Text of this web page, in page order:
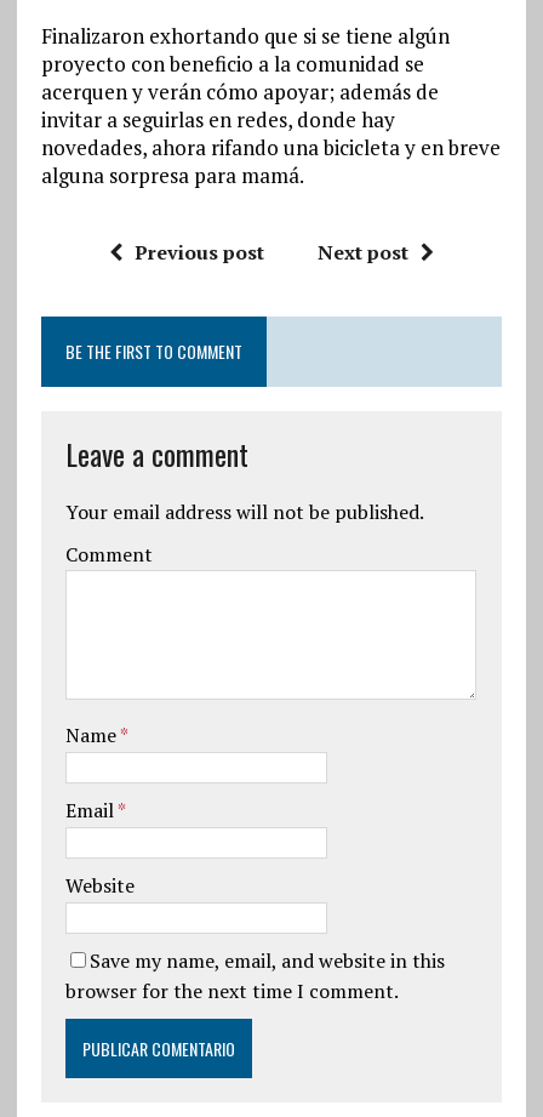
Finalizaron exhortando que si se tiene algún
proyecto con beneficio a la comunidad se
acerquen y verán cómo apoyar; además de
invitar a seguirlas en redes, donde hay
novedades, ahora rifando una bicicleta y en breve
alguna sorpresa para mamá.
Previous post Next post
BE THE FIRST TO COMMENT
Leave a comment
Your email address will not be published.
Comment
Name*
Email*
Website
Save my name, email, and website in this
browser for the next time I comment.